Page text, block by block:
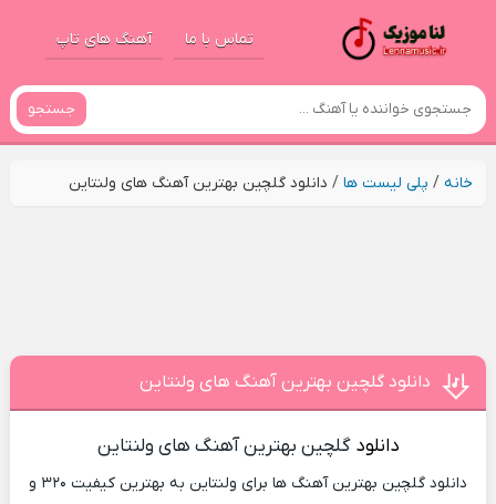
تماس با ما آهنگ های تاپ
جستجو
خانه/ پلی لیست ها/ دانلود گلچین بهترین آهنگ های ولنتاین
دانلود گلچین بهترین آهنگ های ولنتاین
دانلود گلچین بهترین آهنگ های ولنتاین
دانلود گلچین بهترین آهنگ ها برای ولنتاین به بهترین کیفیت ۳۲۰ و